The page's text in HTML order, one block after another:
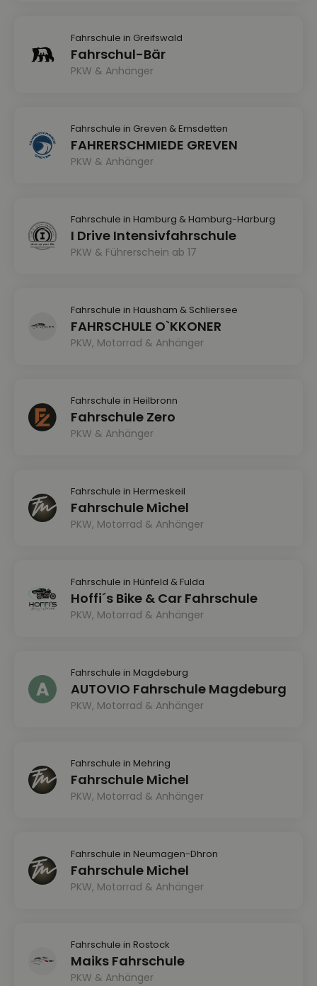
Fahrschule in Greifswald
Fahrschul-Bär
PKW & Anhänger
Fahrschule in Greven & Emsdetten
FAHRERSCHMIEDE GREVEN
PKW & Anhänger
Fahrschule in Hamburg & Hamburg-Harburg
I Drive Intensivfahrschule
PKW & Führerschein ab 17
Fahrschule in Hausham & Schliersee
FAHRSCHULE O`KKONER
PKW, Motorrad & Anhänger
Fahrschule in Heilbronn
Fahrschule Zero
PKW & Anhänger
Fahrschule in Hermeskeil
Fahrschule Michel
PKW, Motorrad & Anhänger
Fahrschule in Hünfeld & Fulda
Hoffi´s Bike & Car Fahrschule
PKW, Motorrad & Anhänger
Fahrschule in Magdeburg
AUTOVIO Fahrschule Magdeburg
PKW, Motorrad & Anhänger
Fahrschule in Mehring
Fahrschule Michel
PKW, Motorrad & Anhänger
Fahrschule in Neumagen-Dhron
Fahrschule Michel
PKW, Motorrad & Anhänger
Fahrschule in Rostock
Maiks Fahrschule
PKW & Anhänger